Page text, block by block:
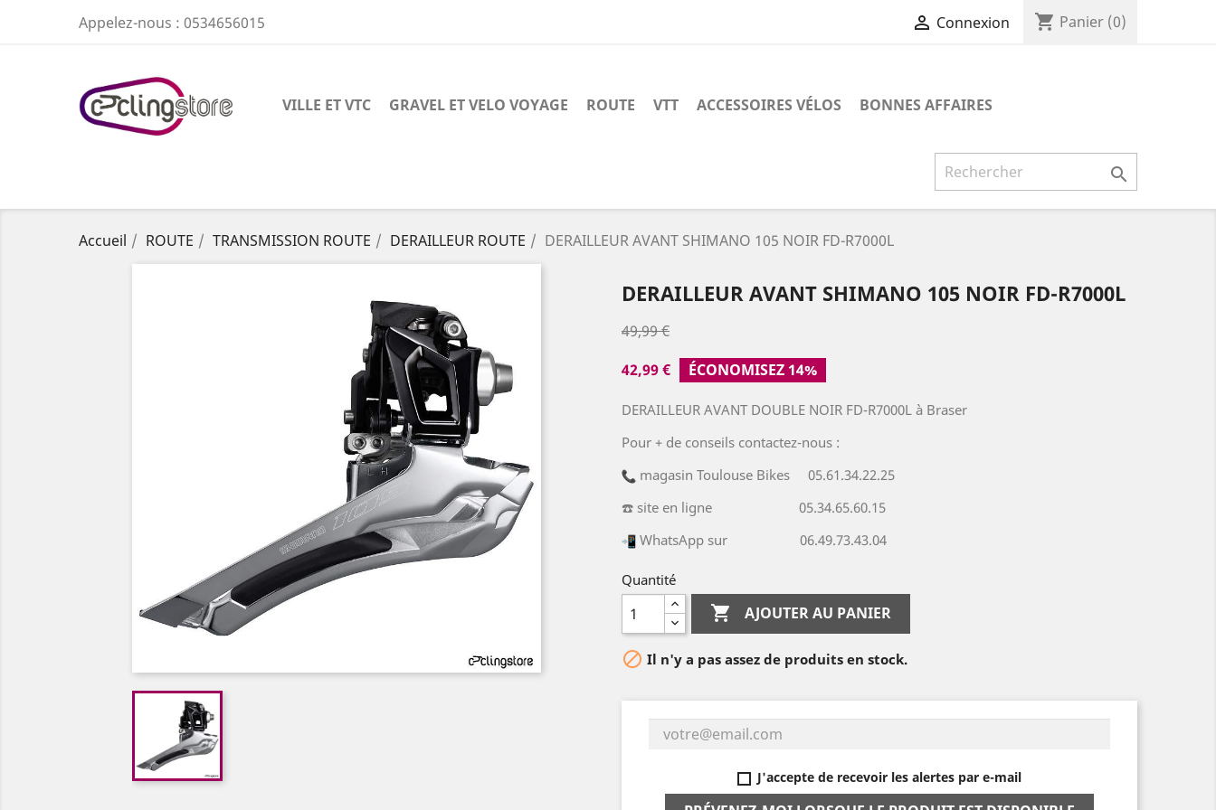
Appelez-nous : 0534656015  Connexion shopping_cart Panier (0)
VILLE ET VTC GRAVEL ET VELO VOYAGE ROUTE VTT ACCESSOIRES VÉLOS BONNES AFFAIRES

Accueil ROUTE TRANSMISSION ROUTE DERAILLEUR ROUTE DERAILLEUR AVANT SHIMANO 105 NOIR FD-R7000L
DERAILLEUR AVANT SHIMANO 105 NOIR FD-R7000L
49,99 €
42,99 €
ÉCONOMISEZ 14%
DERAILLEUR AVANT DOUBLE NOIR FD-R7000L à Braser
Pour + de conseils contactez-nous :
magasin Toulouse Bikes 05.61.34.22.25
☎️ site en ligne 05.34.65.60.15
WhatsApp sur 06.49.73.43.04
Quantité
 AJOUTER AU PANIER
 Il n'y a pas assez de produits en stock.
J'accepte de recevoir les alertes par e-mail